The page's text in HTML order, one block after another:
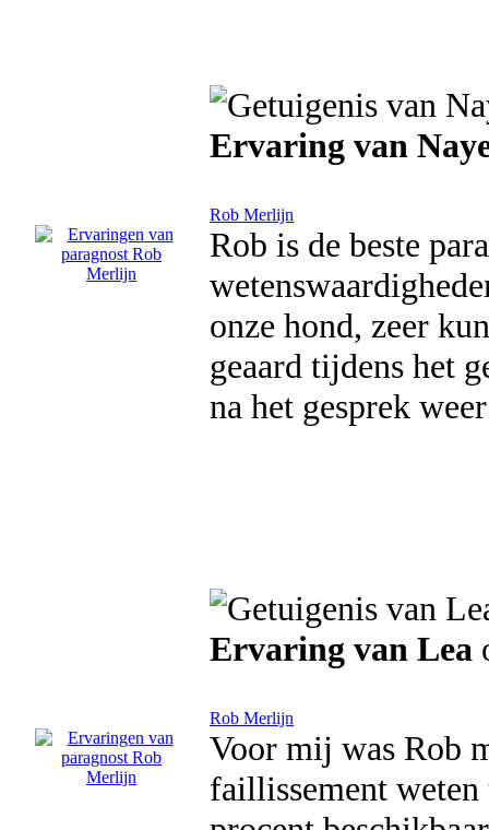
Ervaring van
Rob Merlijn
Rob is de beste
onze hond, zeer
geaard tijdens het
na het gesprek
Ervaring van Lea
Rob Merlijn
Voor mij was Rob
faillissement